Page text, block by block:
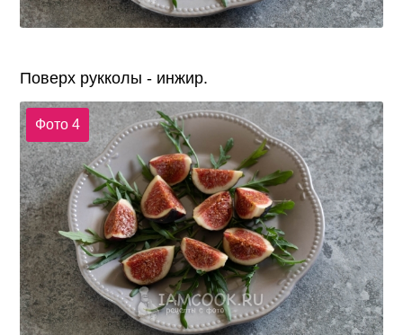
Поверх рукколы - инжир.
Фото 4